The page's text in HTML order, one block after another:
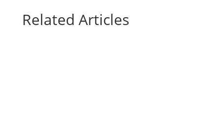
Related Articles